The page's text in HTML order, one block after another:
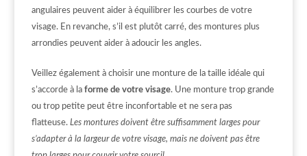
angulaires peuvent aider à équilibrer les courbes de votre
visage. En revanche, s’il est plutôt carré, des montures plus
arrondies peuvent aider à adoucir les angles.
Veillez également à choisir une monture de la taille idéale qui
s’accorde à la forme de votre visage. Une monture trop grande
ou trop petite peut être inconfortable et ne sera pas
flatteuse. Les montures doivent être suffisamment larges pour
s’adapter à la largeur de votre visage, mais ne doivent pas être